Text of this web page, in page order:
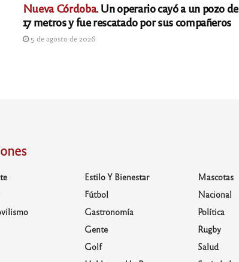
Nueva Córdoba.Un operario cayó a un pozo de
17 metros y fue rescatado por sus compañeros
5 de agosto de 2026
Estilo Y Bienestar
Fútbol
Gastronomía
Gente
Golf
Mascotas
Nacional
Política
Rugby
Salud